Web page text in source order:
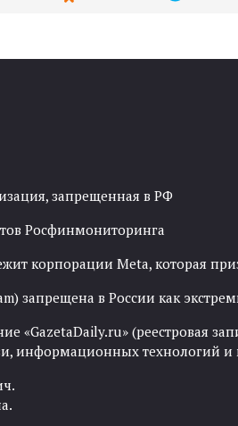
запрещенная в РФ
Росфинмониторинга
корпорации Meta, которая
запрещена в России как
«GazetaDaily.ru» (реестровая
информационных технологий